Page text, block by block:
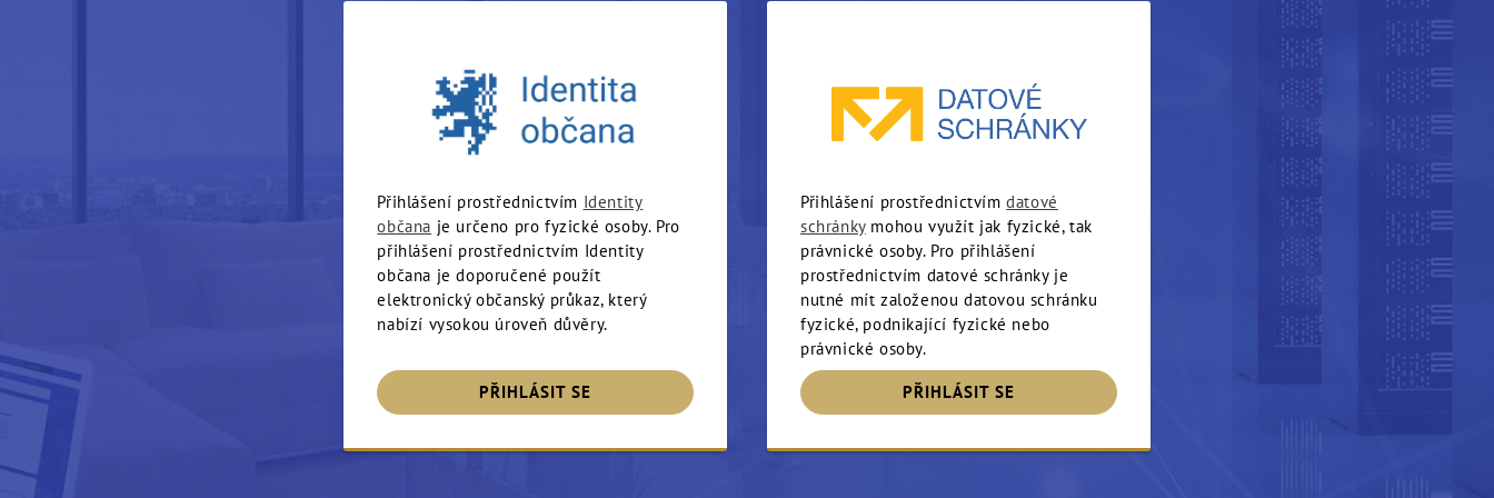
Přihlášení prostřednictvím Identity
občana je určeno pro fyzické osoby. Pro
přihlášení prostřednictvím Identity
občana je doporučené použít
elektronický občanský průkaz, který
nabízí vysokou úroveň důvěry.
PŘIHLÁSIT SE
Přihlášení prostřednictvímdatové
schránkymohou využít jak fyzické, tak
právnické osoby. Pro přihlášení
prostřednictvím datové schránky je
nutné mít založenou datovou schránku
fyzické, podnikající fyzické nebo
právnické osoby.
PŘIHLÁSIT SE